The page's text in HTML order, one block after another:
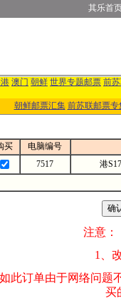
其乐首
澳门 朝鲜 世界专题邮票 前
朝鲜邮票汇集 前苏联邮票专
买
电脑编号
7517
港
意：
、改变商品数量
如此订单由
买的邮品的“